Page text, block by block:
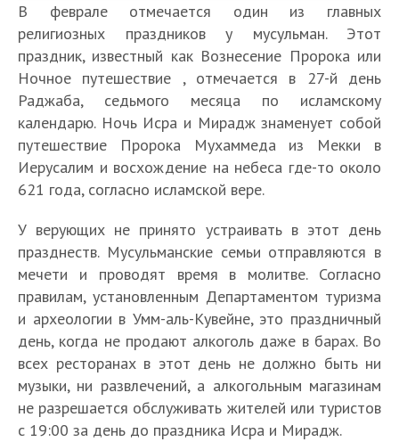
В феврале отмечается один из главных
религиозных праздников у мусульман. Этот
праздник, известный как Вознесение Пророка или
Ночное путешествие , отмечается в 27-й день
Раджаба, седьмого месяца по исламскому
календарю. Ночь Исра и Мирадж знаменует собой
путешествие Пророка Мухаммеда из Мекки в
Иерусалим и восхождение на небеса где-то около
621 года, согласно исламской вере.
У верующих не принято устраивать в этот день
празднеств. Мусульманские семьи отправляются в
мечети и проводят время в молитве. Согласно
правилам, установленным Департаментом туризма
и археологии в Умм-аль-Кувейне, это праздничный
день, когда не продают алкоголь даже в барах. Во
всех ресторанах в этот день не должно быть ни
музыки, ни развлечений, а алкогольным магазинам
не разрешается обслуживать жителей или туристов
с 19:00 за день до праздника Исра и Мирадж.